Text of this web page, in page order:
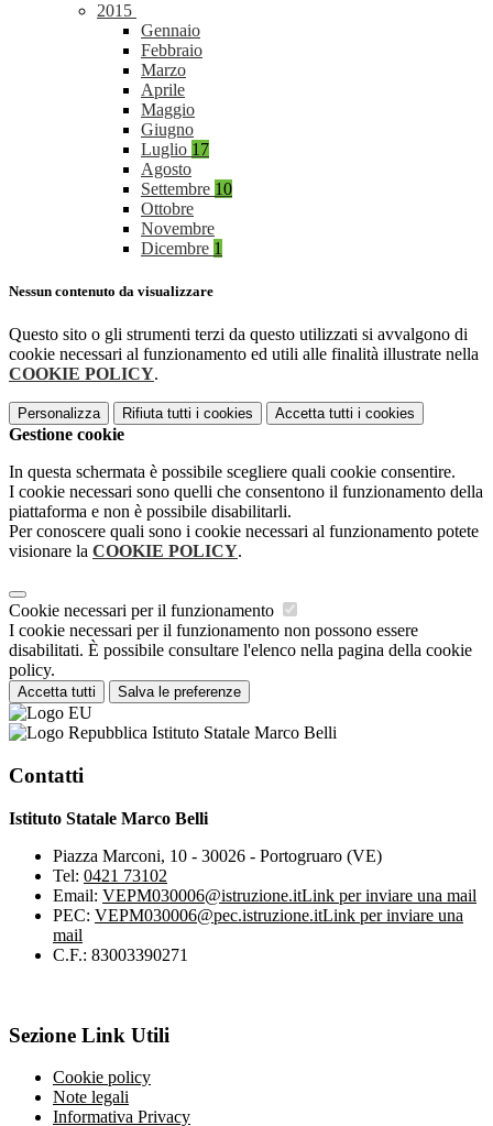
2015
Gennaio
Febbraio
Marzo
Aprile
Maggio
Giugno
Luglio 17
Agosto
Settembre 10
Ottobre
Novembre
Dicembre 1
Nessun contenuto da visualizzare
Questo sito o gli strumenti terzi da questo utilizzati si avvalgono di
cookie necessari al funzionamento ed utili alle finalità illustrate nella
COOKIE POLICY.
Personalizza Rifiuta tutti i cookies Accetta tutti i cookies
Gestione cookie
In questa schermata è possibile scegliere quali cookie consentire.
I cookie necessari sono quelli che consentono il funzionamento della
piattaforma e non è possibile disabilitarli.
Per conoscere quali sono i cookie necessari al funzionamento potete
visionare la COOKIE POLICY.
Cookie necessari per il funzionamento
I cookie necessari per il funzionamento non possono essere
disabilitati. È possibile consultare l'elenco nella pagina della cookie
policy.
Accetta tutti Salva le preferenze
Istituto Statale Marco Belli
Contatti
Istituto Statale Marco Belli
Piazza Marconi, 10 - 30026 - Portogruaro (VE)
Tel: 0421 73102
Email: VEPM030006@istruzione.itLink per inviare una mail
PEC: VEPM030006@pec.istruzione.itLink per inviare una
mail
C.F.: 83003390271
Sezione Link Utili
Cookie policy
Note legali
Informativa Privacy